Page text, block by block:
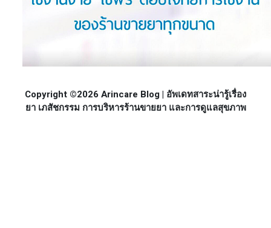
Copyright ©2026 Arincare Blog | อัพเดทสาระน่ารู้เรื่อง
ยา เภสัชกรรม การบริหารร้านขายยา และการดูแลสุขภาพ